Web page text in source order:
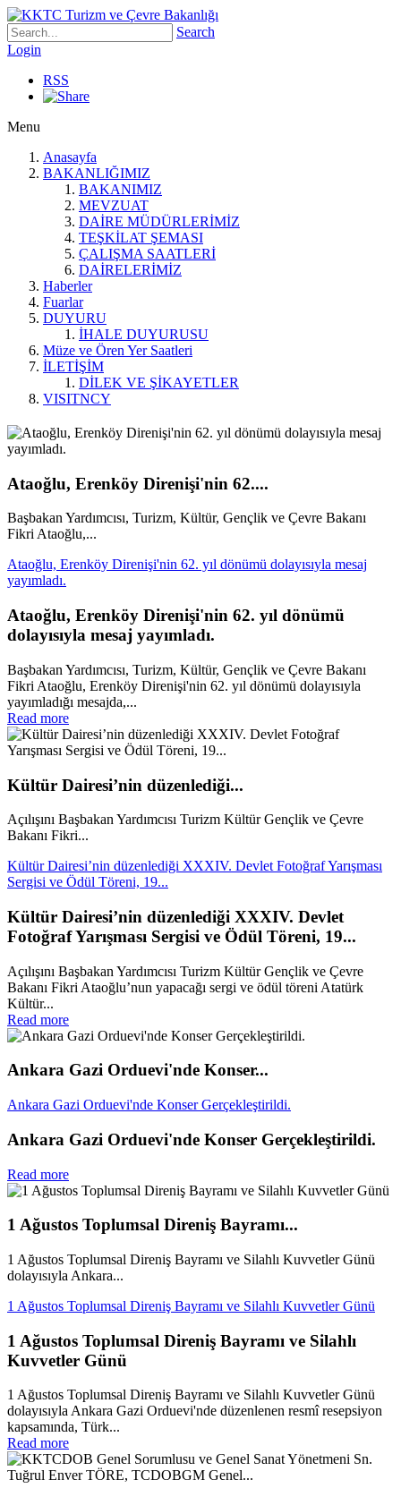
Search
Login
RSS
Menu
Anasayfa
BAKANLIĞIMIZ
BAKANIMIZ
MEVZUAT
DAİRE MÜDÜRLERİMİZ
TEŞKİLAT ŞEMASI
ÇALIŞMA SAATLERİ
DAİRELERİMİZ
Haberler
Fuarlar
DUYURU
İHALE DUYURUSU
Müze ve Ören Yer Saatleri
İLETİŞİM
DİLEK VE ŞİKAYETLER
VISITNCY
Ataoğlu, Erenköy Direnişi'nin 62....
Başbakan Yardımcısı, Turizm, Kültür, Gençlik ve Çevre Bakanı
Fikri Ataoğlu,...
Ataoğlu, Erenköy Direnişi'nin 62. yıl dönümü dolayısıyla mesaj
yayımladı.
Ataoğlu, Erenköy Direnişi'nin 62. yıl dönümü
dolayısıyla mesaj yayımladı.
Başbakan Yardımcısı, Turizm, Kültür, Gençlik ve Çevre Bakanı
Fikri Ataoğlu, Erenköy Direnişi'nin 62. yıl dönümü dolayısıyla
yayımladığı mesajda,...
Read more
Kültür Dairesi’nin düzenlediği...
Açılışını Başbakan Yardımcısı Turizm Kültür Gençlik ve Çevre
Bakanı Fikri...
Kültür Dairesi’nin düzenlediği XXXIV. Devlet Fotoğraf Yarışması
Sergisi ve Ödül Töreni, 19...
Kültür Dairesi’nin düzenlediği XXXIV. Devlet
Fotoğraf Yarışması Sergisi ve Ödül Töreni, 19...
Açılışını Başbakan Yardımcısı Turizm Kültür Gençlik ve Çevre
Bakanı Fikri Ataoğlu’nun yapacağı sergi ve ödül töreni Atatürk
Kültür...
Read more
Ankara Gazi Orduevi'nde Konser...
Ankara Gazi Orduevi'nde Konser Gerçekleştirildi.
Ankara Gazi Orduevi'nde Konser Gerçekleştirildi.
Read more
1 Ağustos Toplumsal Direniş Bayramı...
1 Ağustos Toplumsal Direniş Bayramı ve Silahlı Kuvvetler Günü
dolayısıyla Ankara...
1 Ağustos Toplumsal Direniş Bayramı ve Silahlı Kuvvetler Günü
1 Ağustos Toplumsal Direniş Bayramı ve Silahlı
Kuvvetler Günü
1 Ağustos Toplumsal Direniş Bayramı ve Silahlı Kuvvetler Günü
dolayısıyla Ankara Gazi Orduevi'nde düzenlenen resmî resepsiyon
kapsamında, Türk...
Read more